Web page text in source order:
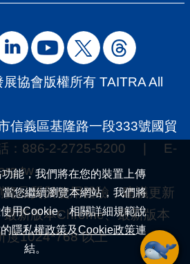
能，我們將在您的裝置上傳
您繼續瀏覽本網站，我們將
用Cookie。相關詳細規範說
隱私權政策及Cookie政策連
結。
協會版權所有 TAITRA All
信義區基隆路一段333號國貿
：886-2-2725-5200 | E-
品質與使用體驗，建議更新
新版本Chrome、最新版本
1024*768 以上